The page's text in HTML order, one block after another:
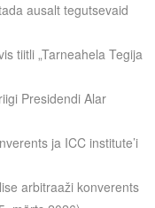
ausalt tegutsevaid
tiitli „Tarneahela Tegija
Presidendi Alar
ja ICC institute’i
arbitraaži konverents